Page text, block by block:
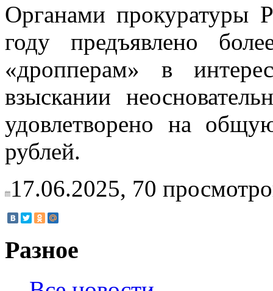
Органами прокуратуры
году предъявлено
«дропперам» в
взыскании
удовлетворено на
рублей.
17.06.2025, 70
Разное